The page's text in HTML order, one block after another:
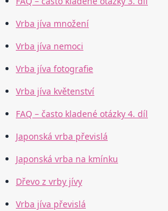
Vrba jíva množení
Vrba jíva nemoci
Vrba jíva fotografie
Vrba jíva květenství
FAQ – často kladené otázky 4. díl
Japonská vrba převislá
Japonská vrba na kmínku
Dřevo z vrby jívy
Vrba jíva převislá